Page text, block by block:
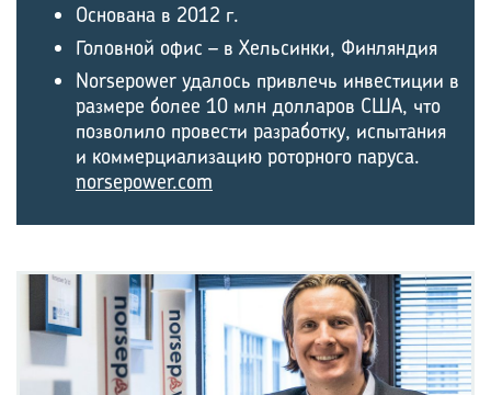
Основана в 2012 г.
Головной офис – в Хельсинки, Финляндия
Norsepower удалось привлечь инвестиции в
размере более 10 млн долларов США, что
позволило провести разработку, испытания
и коммерциализацию роторного паруса.
norsepower.com